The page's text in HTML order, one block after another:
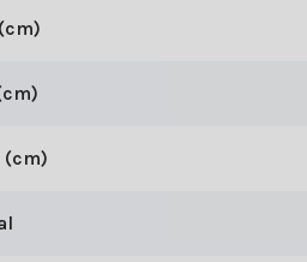
je enkele belangrijke specificaties
(cm):
(cm)